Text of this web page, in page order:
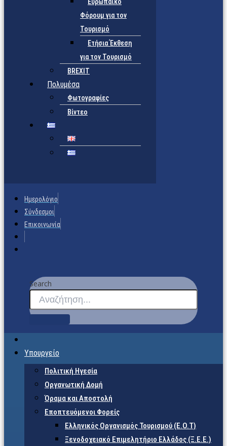
Φόρουμ για τον
Τουρισμό
Ετήσια Έκθεση
για τον Τουρισμό
BREXIT
Πολυμέσα
Φωτογραφίες
Βίντεο
Ημερολόγιο
Σύνδεσμοι
Επικοινωνία
Search
Υπουργείο
Πολιτική Ηγεσία
Οργανωτική Δομή
Όραμα και Αποστολή
Εποπτευόμενοι Φορείς
Eλληνικός Οργανισμός Τουρισμού (Ε.Ο.Τ)
Ξενοδοχειακό Επιμελητήριο Ελλάδος (Ξ.Ε.Ε.)